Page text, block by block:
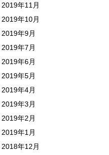
2019年11月
2019年10月
2019年9月
2019年7月
2019年6月
2019年5月
2019年4月
2019年3月
2019年2月
2019年1月
2018年12月